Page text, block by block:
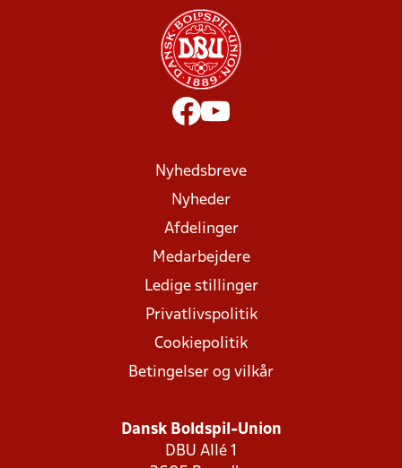
Nyhedsbreve
Nyheder
Afdelinger
Medarbejdere
Ledige stillinger
Privatlivspolitik
Cookiepolitik
Betingelser og vilkår
Dansk Boldspil-Union
DBU Allé 1